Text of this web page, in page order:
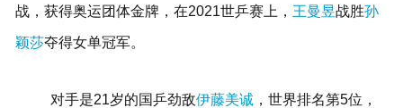
战，获得奥运团体金牌，在2021世乒赛上， 王曼昱战胜孙
颖莎夺得女单冠军。
对手是21岁的国乒劲敌伊藤美诚 ，世界排名第5位，